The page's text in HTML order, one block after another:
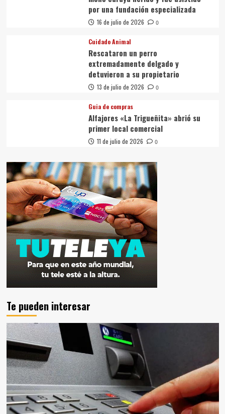
por una fundación especializada
16 de julio de 2026 0
Cuidado Animal
Rescataron un perro
extremadamente delgado y
detuvieron a su propietario
13 de julio de 2026 0
Guia de compras
Alfajores «La Trigueñita» abrió su
primer local comercial
11 de julio de 2026 0
Te pueden interesar